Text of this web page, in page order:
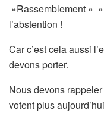
»Rassemblement »
l’abstention !
Car c’est cela aussi
devons porter.
Nous devons
votent plus